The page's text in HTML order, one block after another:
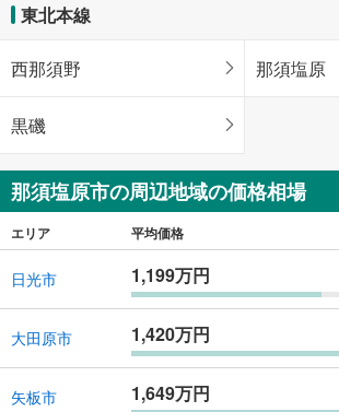
東北本線
西那須野 那須塩原
黒磯
那須塩原市の周辺地域の価格相場
エリア 平均価格
日光市 1,199万円
大田原市 1,420万円
矢板市 1,649万円